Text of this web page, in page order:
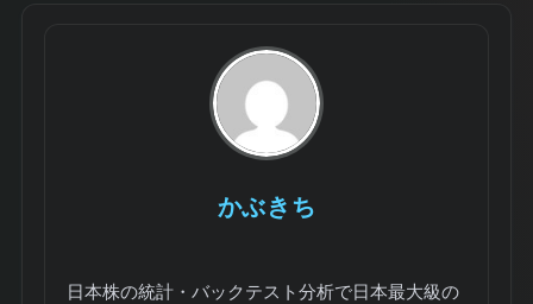
かぶきち
日本株の統計・バックテスト分析で日本最大級の